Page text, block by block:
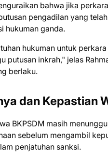
bahwa jika
pengadilan yang
hukuman ganda.
hukuman untuk
putusan inkrah," jelas
berlaku.
dan Kepastian
BKPSDM masih
sebelum mengambil
penjatuhan sanksi.